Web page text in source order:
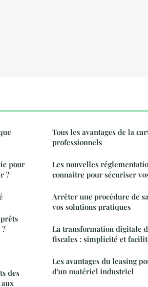
pour
?
des
Tous les avantages de la
professionnels
Les nouvelles
connaître pour sécuriser
Arrêter une procédure de
vos solutions pratiques
La transformation digitale
fiscales : simplicité et
Les avantages du leasing
d'un matériel industriel